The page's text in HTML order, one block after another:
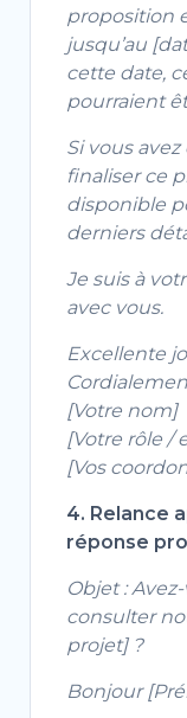
proposition
jusqu’au
cette date,
pourraient
Si vous
finaliser ce
disponible
derniers
Je suis à
avec vous.
Excellente
[Votre nom]
[Votre rôle /
[Vos
4. Relance
réponse
Objet :
consulter
projet] ?
Bonjour